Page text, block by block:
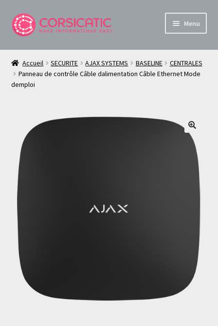
Aller
à
Aller
au
Menu
Boutique Informatique et Sécurité en Corse
À propos de Corsica TiC
Ouvrir
Panier
Live
Accueil SECURITE AJAX SYSTEMS BASELINE
CENTRALES
Panneau de contrôle Câble dalimentation Câble Ethernet Mode
demploi
🔍